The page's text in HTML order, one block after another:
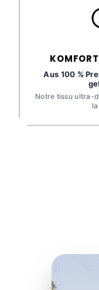
Aus 100 %
Notre tissu ultra-